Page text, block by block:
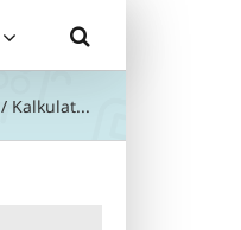
/ Kalkulat...